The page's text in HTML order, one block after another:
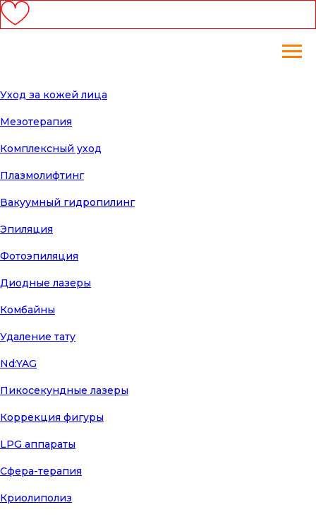
Уход за кожей лица
Мезотерапия
Комплексный уход
Плазмолифтинг
Вакуумный гидропилинг
Эпиляция
Фотоэпиляция
Диодные лазеры
Комбайны
Удаление тату
Nd:YAG
Пикосекундные лазеры
Коррекция фигуры
LPG аппараты
Сфера-терапия
Криолиполиз